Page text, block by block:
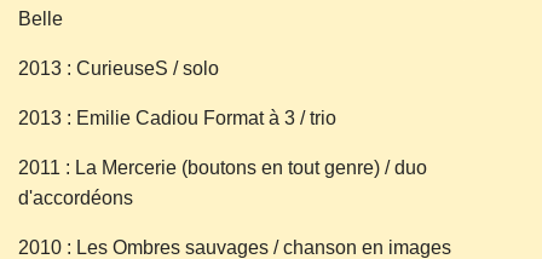
Belle
2013 : CurieuseS / solo
2013 : Emilie Cadiou Format à 3 / trio
2011 : La Mercerie (boutons en tout genre) / duo
d'accordéons
2010 : Les Ombres sauvages / chanson en images